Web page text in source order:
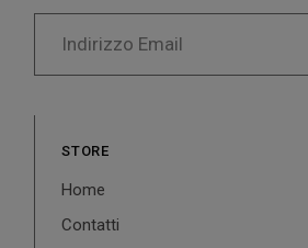
STORE
Home
Contatti